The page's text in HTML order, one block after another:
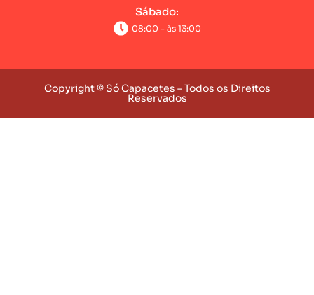
Sábado:
08:00 - às 13:00
Copyright © Só Capacetes – Todos os Direitos
Reservados